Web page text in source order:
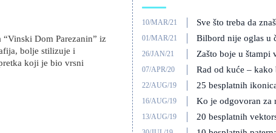
Dom Parezanin” iz
bolje stilizuje i
koji je bio vrsni
10/MAR/21
01/MAR/21 Bilbord nije oglas u
26/JAN/21
07/APR/20 Rad od kuće –
22/AUG/19 25 besplatnih
16/AUG/19 Ko je odgovoran za
13/AUG/19 20 besplatnih